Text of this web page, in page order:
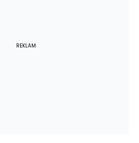
REKLAM